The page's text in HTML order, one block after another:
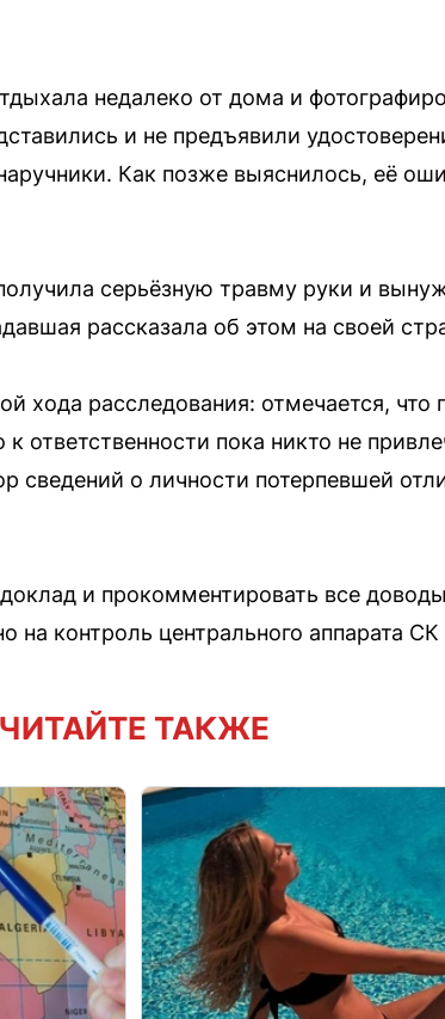
недалеко от дома и
и не предъявили
Как позже выяснилось, её
серьёзную травму руки и
рассказала об этом на своей
хода расследования: отмечается, что
ответственности пока никто не
сведений о личности потерпевшей
и прокомментировать все
на контроль центрального аппарата
ЧИТАЙТЕ ТАКЖЕ